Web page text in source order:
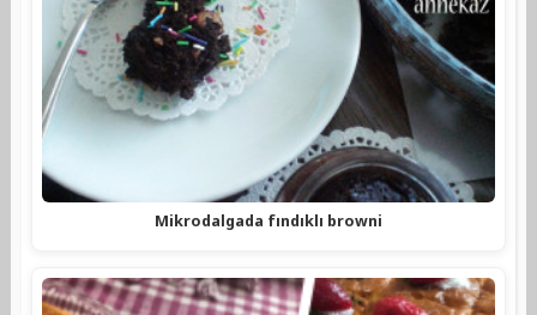
Mikrodalgada fındıklı browni